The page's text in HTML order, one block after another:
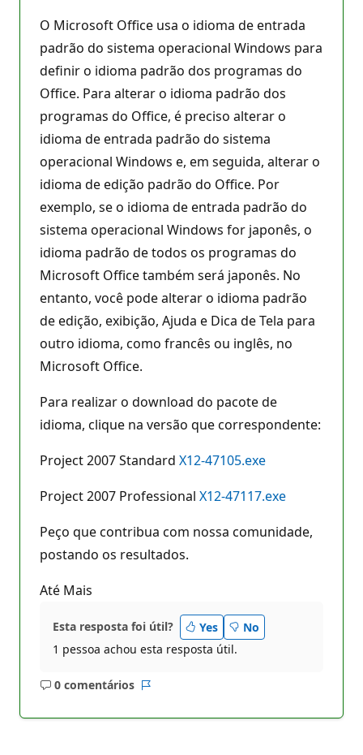
O Microsoft Office usa o idioma de entrada
padrão do sistema operacional Windows para
definir o idioma padrão dos programas do
Office. Para alterar o idioma padrão dos
programas do Office, é preciso alterar o
idioma de entrada padrão do sistema
operacional Windows e, em seguida, alterar o
idioma de edição padrão do Office. Por
exemplo, se o idioma de entrada padrão do
sistema operacional Windows for japonês, o
idioma padrão de todos os programas do
Microsoft Office também será japonês. No
entanto, você pode alterar o idioma padrão
de edição, exibição, Ajuda e Dica de Tela para
outro idioma, como francês ou inglês, no
Microsoft Office.
Para realizar o download do pacote de
idioma, clique na versão que correspondente:
Project 2007 Standard X12-47105.exe
Project 2007 Professional X12-47117.exe
Peço que contribua com nossa comunidade,
postando os resultados.
Até Mais
Esta resposta foi útil? Yes
No
1 pessoa achou esta resposta útil.
0 comentários
Sem